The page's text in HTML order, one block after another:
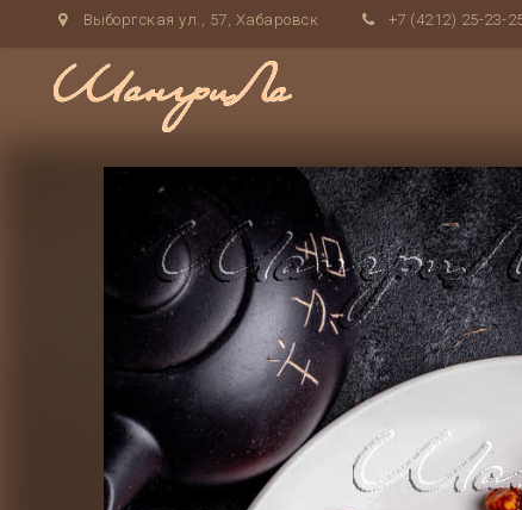
Выборгская ул., 57, Хабаровск +7 (4212) 25-23-